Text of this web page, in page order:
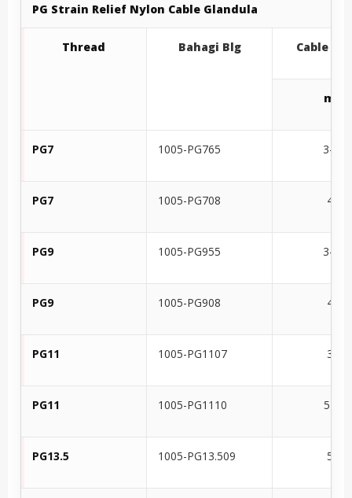
PG Strain Relief Nylon Cable Glandula
Thread Bahagi Blg Cable
mm
PG7 1005-PG765 3-6.5
PG7 1005-PG708 4-8
PG9 1005-PG955 3-5.5
PG9 1005-PG908 4-8
PG11 1005-PG1107 3-7
PG11 1005-PG1110 5-10
PG13.5 1005-PG13.509 5-9